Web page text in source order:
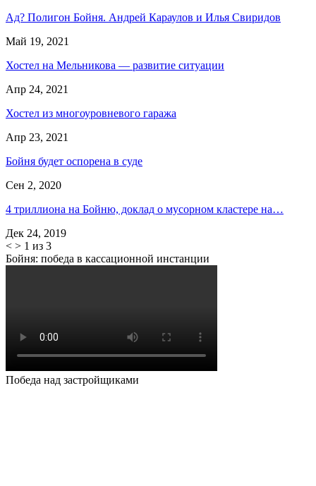
Ад? Полигон Бойня. Андрей Караулов и Илья Свиридов
Май 19, 2021
Хостел на Мельникова — развитие ситуации
Апр 24, 2021
Хостел из многоуровневого гаража
Апр 23, 2021
Бойня будет оспорена в суде
Сен 2, 2020
4 триллиона на Бойню, доклад о мусорном кластере на…
Дек 24, 2019
< > 1 из 3
Бойня: победа в кассационной инстанции
Победа над застройщиками